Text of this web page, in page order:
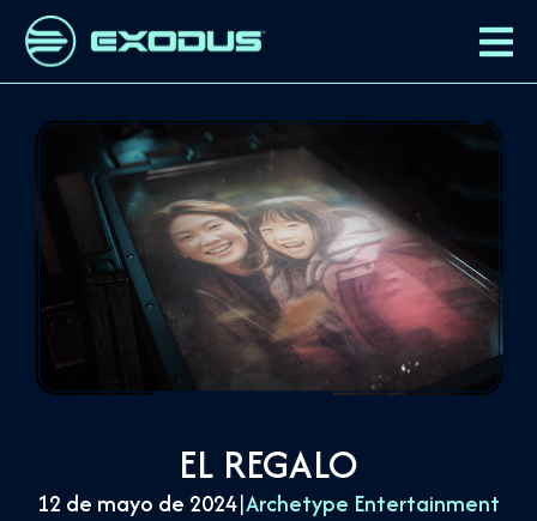
EL REGALO
12 de mayo de 2024|Archetype Entertainment